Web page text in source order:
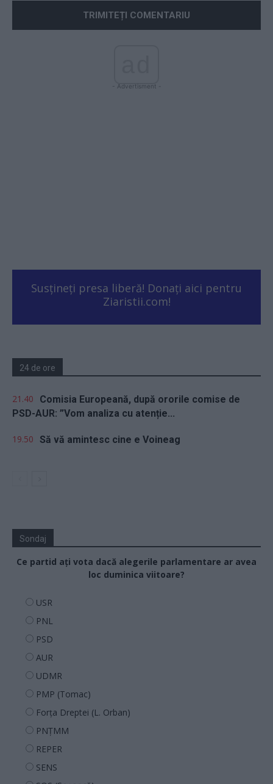
- Advertisment -
Susțineți presa liberă! Donați aici pentru
Ziaristii.com!
24 de ore
21.40
Comisia Europeană, după ororile comise de
PSD-AUR: ”Vom analiza cu atenție...
19.50 Să vă amintesc cine e Voineag
Sondaj
Ce partid ați vota dacă alegerile parlamentare ar avea
loc duminica viitoare?
USR
PNL
PSD
AUR
UDMR
PMP (Tomac)
Forța Dreptei (L. Orban)
PNȚMM
REPER
SENS